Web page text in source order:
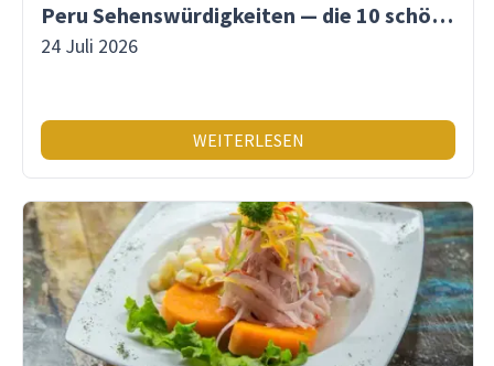
Peru Sehenswürdigkeiten — die 10 schönsten Orte
24 Juli 2026
WEITERLESEN